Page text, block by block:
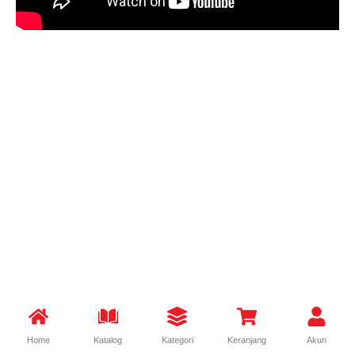
Home Katalog Kategori Keranjang Akun